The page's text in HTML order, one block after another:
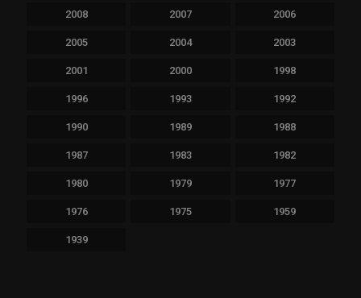
2008 2007 2006
2005 2004 2003
2001 2000 1998
1996 1993 1992
1990 1989 1988
1987 1983 1982
1980 1979 1977
1976 1975 1959
1939